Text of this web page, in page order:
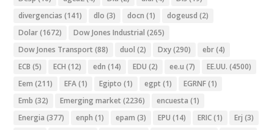
divergencias (141) dlo (3) docn (1) dogeusd (2)
Dolar(1672) Dow Jones Industrial (265)
Dow Jones Transport (88) duol (2) Dxy(290) ebr(4)
ECB (5) ECH (12) edn (14) EDU (2) ee.u (7) EE.UU. (4500)
Eem (211) EFA(1) Egipto (1) egpt (1) EGRNF(1)
Emb (32) Emerging market (2236) encuesta (1)
Energia (377) enph (1) epam (3) EPU (14) ERIC(1) Erj (3)